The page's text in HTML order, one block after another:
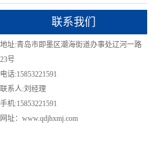
联系我们
地址:青岛市即墨区潮海街道办事处辽河一路
23号
电话:15853221591
联系人:刘经理
手机:15853221591
网址：www.qdjhxmj.com